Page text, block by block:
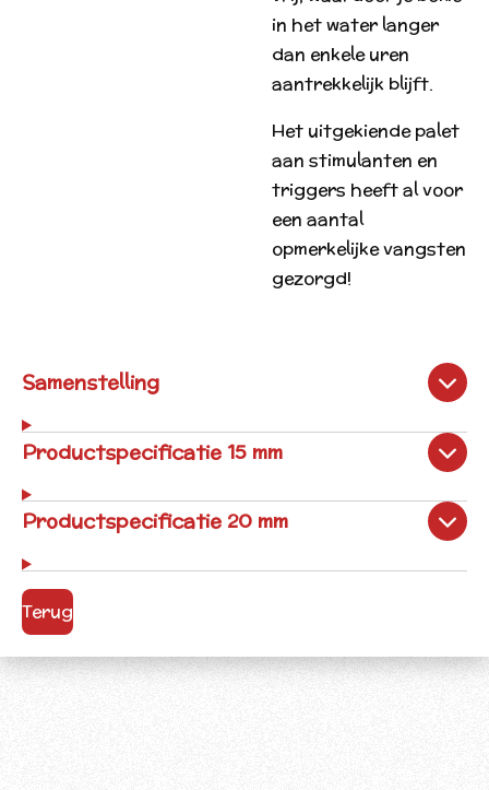
in het water langer
dan enkele uren
aantrekkelijk blijft.
Het uitgekiende palet
aan stimulanten en
triggers heeft al voor
een aantal
opmerkelijke vangsten
gezorgd!
Samenstelling
Productspecificatie 15 mm
Productspecificatie 20 mm
Terug